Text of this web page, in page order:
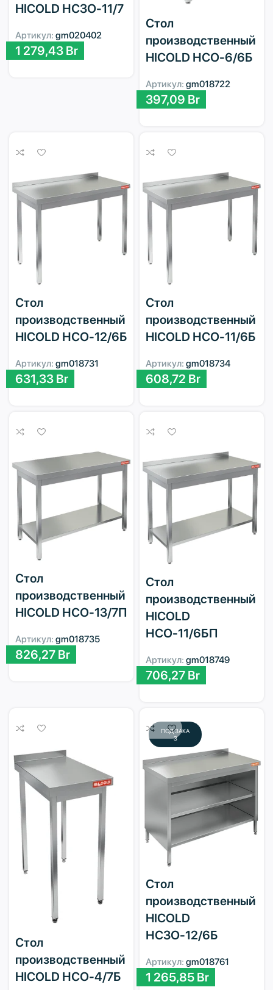
HICOLD НСЗО-11/7
Артикул: gm020402
1 279,43 Br
Стол
производственный
HICOLD НСО-6/6Б
Артикул: gm018722
397,09 Br
Стол
производственный
HICOLD НСО-12/6Б
Артикул: gm018731
631,33 Br
Стол
производственный
HICOLD НСО-11/6Б
Артикул: gm018734
608,72 Br
Стол
производственный
HICOLD НСО-13/7П
Артикул: gm018735
826,27 Br
Стол
производственный
HICOLD
НСО-11/6БП
Артикул: gm018749
706,27 Br
Стол
производственный
HICOLD НСО-4/7Б
ПОД ЗАКА
З
Стол
производственный
HICOLD
НСЗО-12/6Б
Артикул: gm018761
1 265,85 Br